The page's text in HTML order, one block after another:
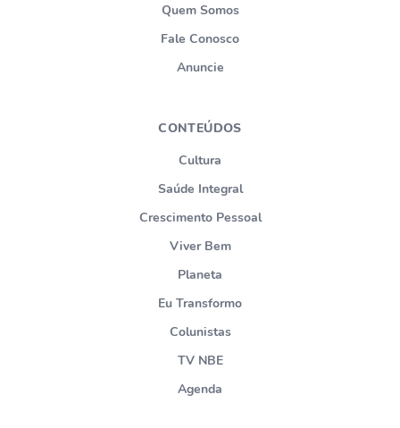
Quem Somos
Fale Conosco
Anuncie
CONTEÚDOS
Cultura
Saúde Integral
Crescimento Pessoal
Viver Bem
Planeta
Eu Transformo
Colunistas
TV NBE
Agenda